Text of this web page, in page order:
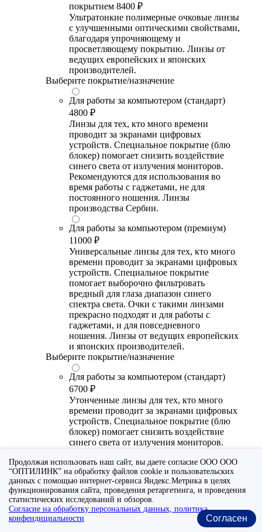
покрытием 8400 ₽
Ультратонкие полимерные очковые линзы
с улучшенными оптическими свойствами,
благодаря упрочняющему и
просветляющему покрытию. Линзы от
ведущих европейских и японских
производителей.
Выберите покрытие/назначение
Для работы за компьютером (стандарт)
4800 ₽
Линзы для тех, кто много времени
проводит за экранами цифровых
устройств. Специальное покрытие (блю
блокер) помогает снизить воздействие
синего света от излучения мониторов.
Рекомендуются для использования во
время работы с гаджетами, не для
постоянного ношения. Линзы
производства Сербии.
Для работы за компьютером (премиум)
11000 ₽
Универсальные линзы для тех, кто много
времени проводит за экранами цифровых
устройств. Специальное покрытие
помогает выборочно фильтровать
вредный для глаза диапазон синего
спектра света. Очки с такими линзами
прекрасно подходят и для работы с
гаджетами, и для повседневного
ношения. Линзы от ведущих европейских
и японских производителей.
Выберите покрытие/назначение
Для работы за компьютером (стандарт)
6700 ₽
Утонченные линзы для тех, кто много
времени проводит за экранами цифровых
устройств. Специальное покрытие (блю
блокер) помогает снизить воздействие
синего света от излучения мониторов.
время работы с гаджетами, не для
постоянного ношения. Линзы
производства Сербии или Ю.-В. Азии.
Для работы за компьютером (премиум)
20300 ₽
Универсальные утонченные линзы для
Продолжая использовать наш сайт, вы даете согласие ООО ООО
“ОПТИЛИНК” на обработку файлов cookie и пользовательских
данных с помощью интернет-сервиса Яндекс.Метрика в целях
функционирования сайта, проведения ретаргетинга, и проведения
статистических исследований и обзоров.
Согласие на обработку персональных данных, политика
конфендициальности
Согласен